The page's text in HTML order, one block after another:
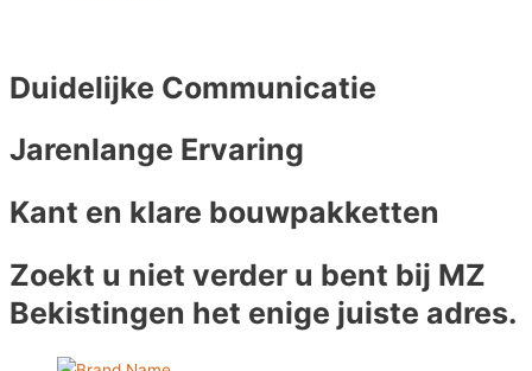
Duidelijke Communicatie
Jarenlange Ervaring
Kant en klare bouwpakketten
Zoekt u niet verder u bent bij MZ
Bekistingen het enige juiste adres.